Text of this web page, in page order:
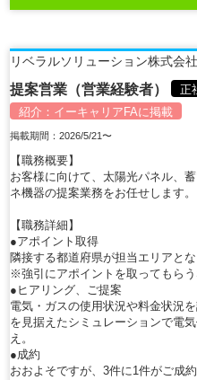
リベラルソリューション株式会社
提案営業（営業経験者）
正
紹介： イーキャリアFAに掲載
掲載期間：2026/5/21〜
【職務概要】
お客様に向けて、太陽光パネル、
ネ機器の提案業務をお任せします。
【職務詳細】
●アポイント取得
隣接する都道府県が担当エリアと
※強引にアポイントを取ってもらう
●ヒアリング、ご提案
電気・ガスの使用状況や料金状況
を見据えたシミュレーションで電
え。
●成約
おおよそですが、3件に1件がご成約